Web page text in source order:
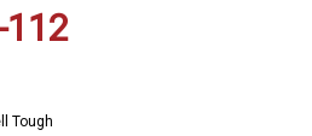
112
Tough